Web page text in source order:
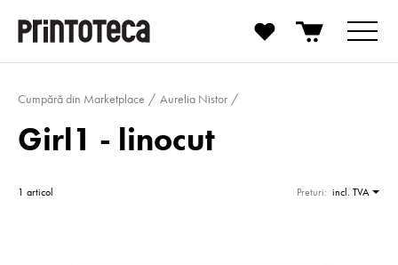
Cumpără din Marketplace Aurelia Nistor
Girl1 - linocut
1 articol Preturi: incl. TVA